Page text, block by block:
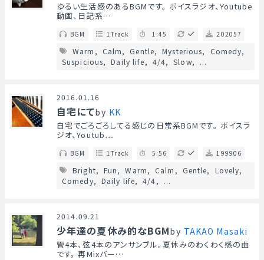
ゆるい生活感のあるBGMです。 ボイスラジオ、Youtube
動画、日記系…
BGM 1Track 1:45 202057
Warm Calm Gentle Mysterious
Comedy
Suspicious
Daily life 4/4 Slow ...
2016.01.16
自宅にてby KK
自宅でごろごろしてる感じの日常系BGMです。 ボイスラ
ジオ、Youtub…
BGM 1Track 5:56 199906
Bright Fun Warm Calm Gentle
Lovely
Comedy
Daily life 4/4 ...
2014.09.21
少年達の夏休み的なBGMby TAKAO Masaki
管4本、弦4本のアンサンブル。夏休みのわくわく感の曲
です。 再Mixバー…